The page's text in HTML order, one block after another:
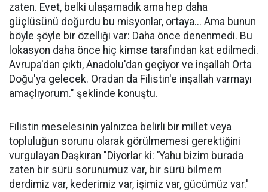
zaten. Evet, belki ulaşamadık ama hep daha
güçlüsünü doğurdu bu misyonlar, ortaya... Ama bunun
böyle şöyle bir özelliği var: Daha önce denenmedi. Bu
lokasyon daha önce hiç kimse tarafından kat edilmedi.
Avrupa'dan çıktı, Anadolu'dan geçiyor ve inşallah Orta
Doğu'ya gelecek. Oradan da Filistin'e inşallah varmayı
amaçlıyorum." şeklinde konuştu.
Filistin meselesinin yalnızca belirli bir millet veya
topluluğun sorunu olarak görülmemesi gerektiğini
vurgulayan Daşkıran "Diyorlar ki: 'Yahu bizim burada
zaten bir sürü sorunumuz var, bir sürü bilmem
derdimiz var, kederimiz var, işimiz var, gücümüz var.'